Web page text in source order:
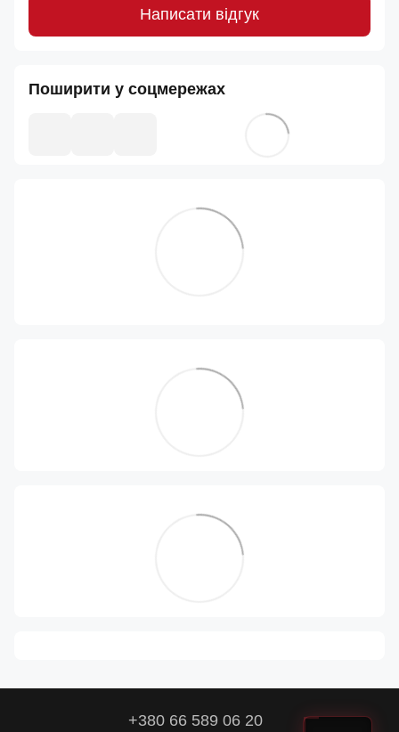
Написати відгук
Поширити у соцмережах
+380 66 589 06 20